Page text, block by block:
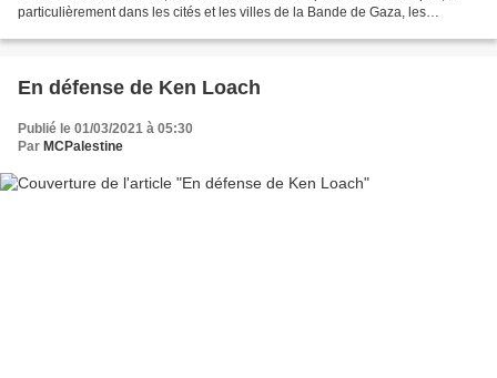
particulièrement dans les cités et les villes de la Bande de Gaza, les
En défense de Ken Loach
Publié le 01/03/2021 à 05:30
Par MCPalestine